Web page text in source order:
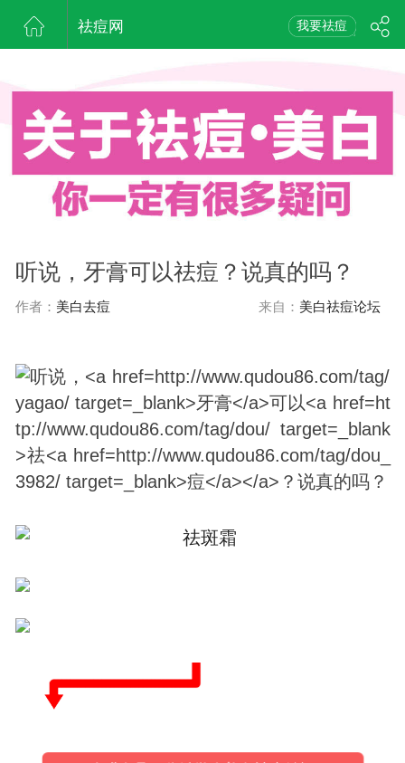
祛痘网 我要祛痘
听说，牙膏可以祛痘？说真的吗？
作者： 美白去痘 来自： 美白祛痘论坛